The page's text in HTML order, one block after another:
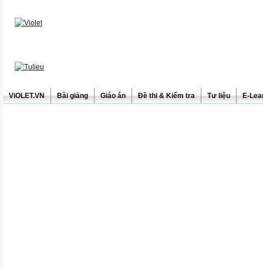
ViOLET.VN Bài giảng Giáo án Đề thi & Kiểm tra Tư liệu E-